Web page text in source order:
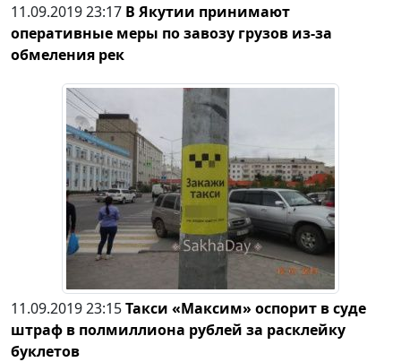
11.09.2019 23:17 В Якутии принимают
оперативные меры по завозу грузов из-за
обмеления рек
11.09.2019 23:15Такси «Максим» оспорит в суде
штраф в полмиллиона рублей за расклейку
буклетов